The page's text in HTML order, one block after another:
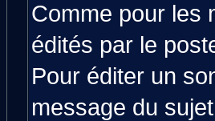
Comme pour les
édités par le
Pour éditer un
message du